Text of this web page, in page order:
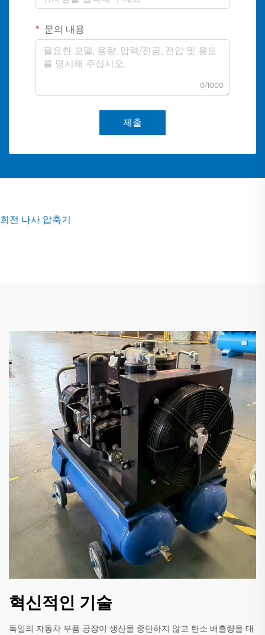
문의 내용
0/1000
제출
회전 나사 압축기
혁신적인 기술
독일의 자동차 부품 공장이 생산을 중단하지 않고 탄소 배출량을 대